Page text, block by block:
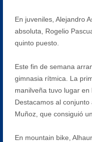
En juveniles, Alejandro
absoluta, Rogelio
quinto puesto.
Este fin de semana
gimnasia rítmica. La
manilveña tuvo lugar en
Destacamos al
Muñoz, que consiguió
En mountain bike,